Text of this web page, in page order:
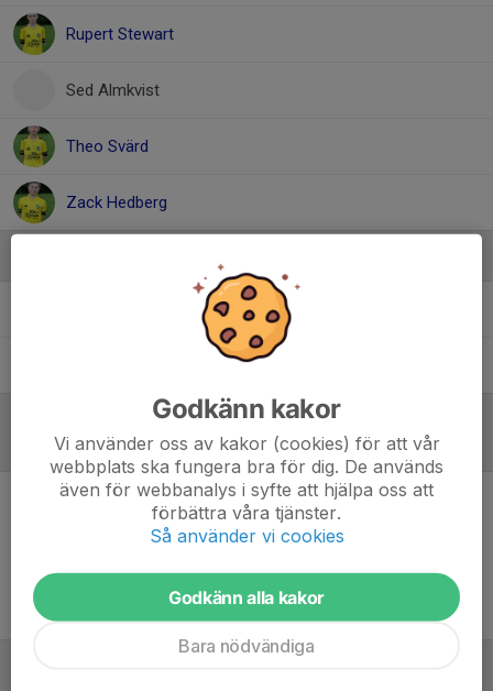
Rupert Stewart
Sed Almkvist
Theo Svärd
Zack Hedberg
Tränare
Tränare
Referat
Inget referat skrivet
Godkänn kakor
Vi använder oss av kakor (cookies) för att vår
webbplats ska fungera bra för dig. De används
även för webbanalys i syfte att hjälpa oss att
förbättra våra tjänster.
Så använder vi cookies
Godkänn alla kakor
Bara nödvändiga